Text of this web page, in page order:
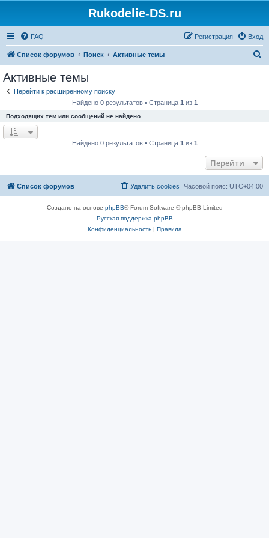
Rukodelie-DS.ru
FAQ Вход
Регистрация
Список форумов Поиск Активные темы
Активные темы
Перейти к расширенному поиску
Найдено 0 результатов • Страница 1 из 1
Подходящих тем или сообщений не найдено.
Найдено 0 результатов • Страница 1 из 1
Перейти
Список форумов Часовой пояс: UTC+04:00
Удалить cookies
Создано на основе phpBB® Forum Software © phpBB Limited
Русская поддержка phpBB
Конфиденциальность| Правила